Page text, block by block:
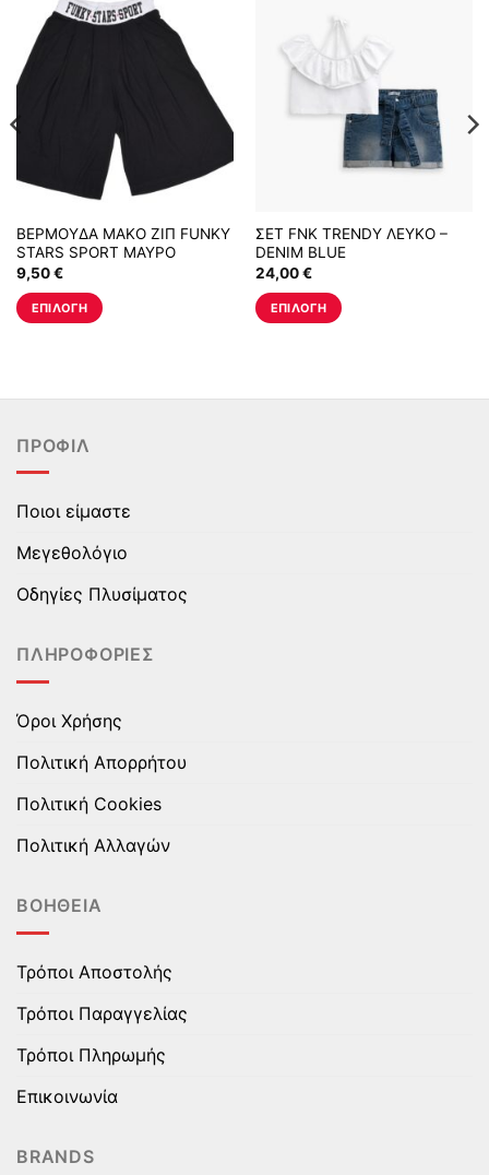
ΒΕΡΜΟΥΔΑ ΜΑΚΟ ΖΙΠ FUNKY
STARS SPORT ΜΑΥΡΟ
9,50€
ΕΠΙΛΟΓΉ
έχει
παραλλαγές.
Οι
μπορούν
επιλεγούν
στη
σελίδα
προϊόντος
ΣΕΤ FNK TRENDY ΛΕΥΚΟ –
DENIM BLUE
24,00€
ΕΠΙΛΟΓΉ
έχει
ΠΡΟΦΊΛ
Ποιοι είμαστε
Μεγεθολόγιο
Οδηγίες Πλυσίματος
ΠΛΗΡΟΦΟΡΊΕΣ
Όροι Χρήσης
Πολιτική Απορρήτου
Πολιτική Cookies
Πολιτική Αλλαγών
ΒΟΉΘΕΙΑ
Τρόποι Αποστολής
Τρόποι Παραγγελίας
Τρόποι Πληρωμής
Επικοινωνία
BRANDS